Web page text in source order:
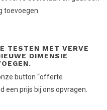
toevoegen.
TESTEN MET VERVE
DIMENSIE
button “offerte
een prijs bij ons opvragen.